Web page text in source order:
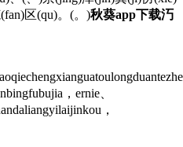
区(qu)。(。)秋葵app下载汅
，ernie、
，